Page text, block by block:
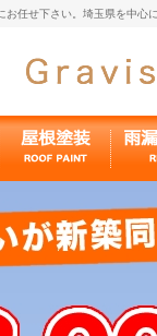
任せ下さい。埼玉県を中